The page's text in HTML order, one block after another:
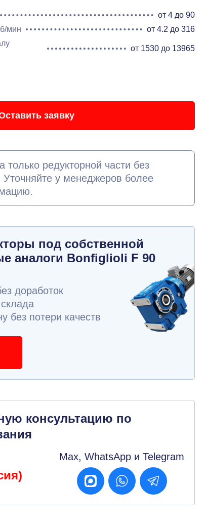
от 4 до 90
мин
от 4.2 до 316
от 1530 до 13965
заявку
только редукторной части без
Уточняйте у менеджеров более
под собственной
аналоги Bonfiglioli F 90
доработок
без потери качеств
консультацию по
Max, WhatsApp и Telegram